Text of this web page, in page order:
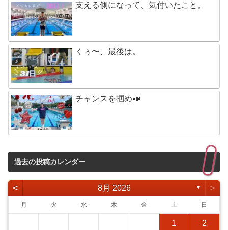
支える側になって、気付いたこと。
くぅ〜、最後は。
チャンスを掴め📣
過去の投稿カレンダー
< 8月 2026 ▼ >
月 火 水 木 金 土 日
1 2